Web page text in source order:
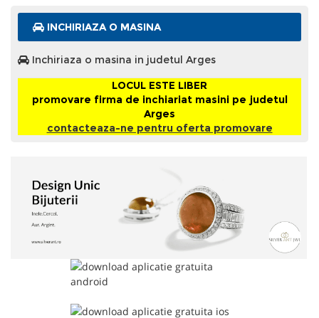
INCHIRIAZA O MASINA
Inchiriaza o masina in judetul Arges
LOCUL ESTE LIBER
promovare firma de inchiariat masini pe judetul
Arges
contacteaza-ne pentru oferta promovare